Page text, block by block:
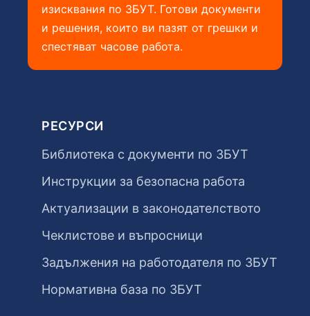
изисквания по ЗБУТ. Готови документи
и решения, които ви пазят от грешки и
спестяват часове работа.
РЕСУРСИ
Библиотека с документи по ЗБУТ
Инструкции за безопасна работа
Актуализации в законодателството
Чеклистове и въпросници
Задължения на работодателя по ЗБУТ
Нормативна база по ЗБУТ